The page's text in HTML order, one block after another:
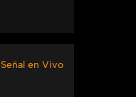
Señal en Vivo